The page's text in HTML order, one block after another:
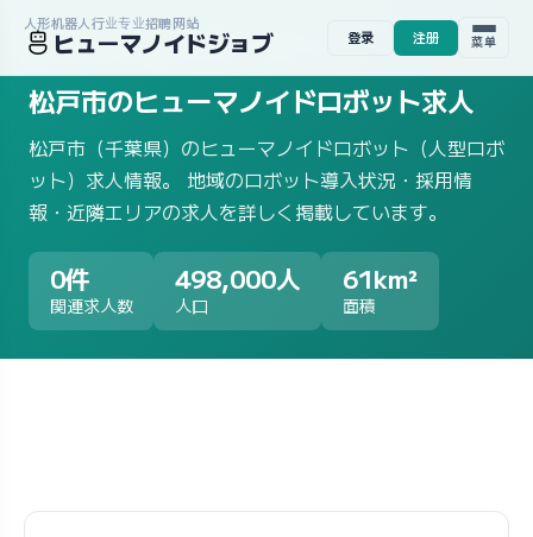
人形机器人行业专业招聘网站
ヒューマノイドジョブ 登录 注册 菜单
ホーム /求人一覧/地域から探す/ 千葉県 松戸市
松戸市のヒューマノイドロボット求人
松戸市（千葉県）のヒューマノイドロボット（人型ロボ
ット）求人情報。 地域のロボット導入状況・採用情
報・近隣エリアの求人を詳しく掲載しています。
0件
関連求人数
498,000人
人口
61km²
面積